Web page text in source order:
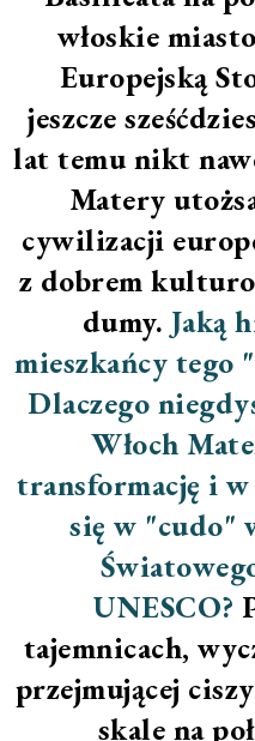
włoskie
Europejską
jeszcze
lat temu nikt
Matery
cywilizacji
z dobrem
dumy. Jaką
mieszkańcy tego
Dlaczego
Włoch
transformację i
się w "cudo"
UNESCO?
tajemnicach,
przejmującej
skale na